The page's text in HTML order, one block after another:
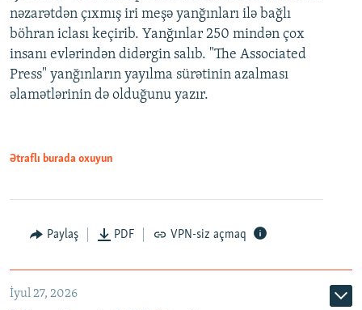
nəzarətdən çıxmış iri meşə yanğınları ilə bağlı
böhran iclası keçirib. Yanğınlar 250 mindən çox
insanı evlərindən didərgin salıb. "The Associated
Press" yanğınların yayılma sürətinin azalması
əlamətlərinin də olduğunu yazır.
Ətraflı burada oxuyun
Paylaş PDF VPN-siz açmaq
İyul 27, 2026